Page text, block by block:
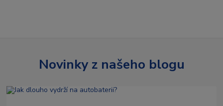
Novinky z našeho blogu